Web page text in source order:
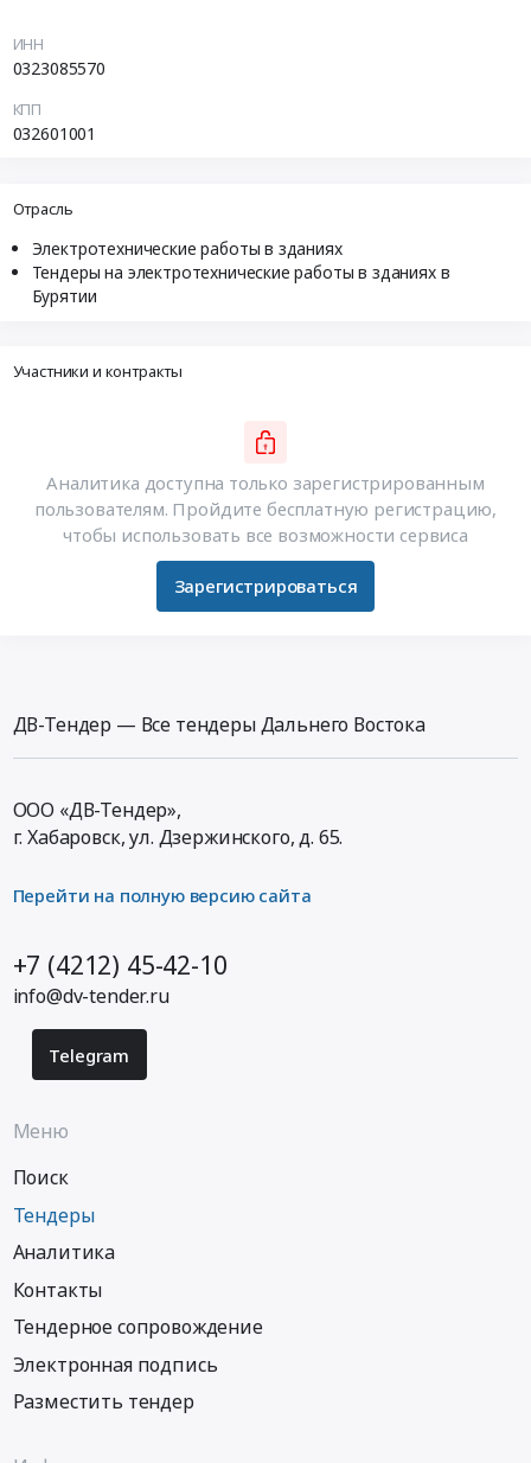
ИНН
0323085570
КПП
032601001
Отрасль
Электротехнические работы в зданиях
Тендеры на электротехнические работы в зданиях в
Бурятии
Участники и контракты
Аналитика доступна только зарегистрированным
пользователям. Пройдите бесплатную регистрацию,
чтобы использовать все возможности сервиса
Зарегистрироваться
ДВ-Тендер — Все тендеры Дальнего Востока
ООО «ДВ-Тендер»,
г. Хабаровск,ул. Дзержинского, д. 65.
Перейти на полную версию сайта
+7 (4212) 45-42-10
info@dv-tender.ru
Telegram
Меню
Поиск
Тендеры
Аналитика
Контакты
Тендерное сопровождение
Электронная подпись
Разместить тендер